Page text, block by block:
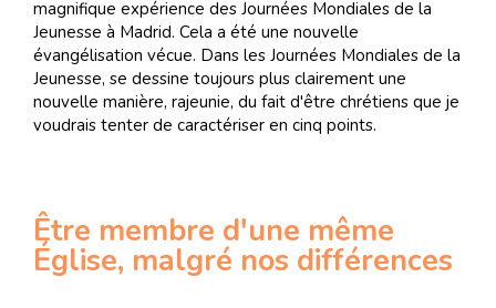
magnifique expérience des Journées Mondiales de la
Jeunesse à Madrid. Cela a été une nouvelle
évangélisation vécue. Dans les Journées Mondiales de la
Jeunesse, se dessine toujours plus clairement une
nouvelle manière, rajeunie, du fait d'être chrétiens que je
voudrais tenter de caractériser en cinq points.
Être membre d'une même
Église, malgré nos différences